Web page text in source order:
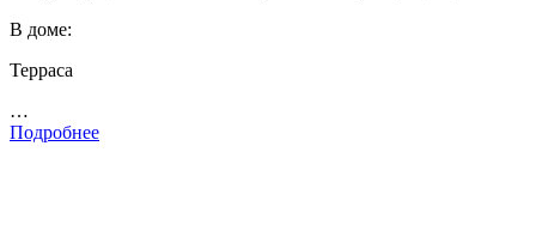
В доме:
Терраса
…
Подробнее